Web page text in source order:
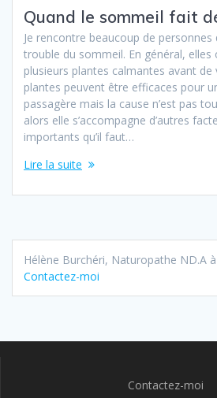
Quand le sommeil fait
Je rencontre beaucoup de
trouble du sommeil. En général,
plusieurs plantes calmantes avant de
plantes peuvent être efficaces pour
passagère mais la cause n’est pas
alors elle s’accompagne d’autres
importants qu’il faut…
Lire la suite
Hélène Burchéri, Naturopathe ND.A
Contactez-moi
Contactez-moi